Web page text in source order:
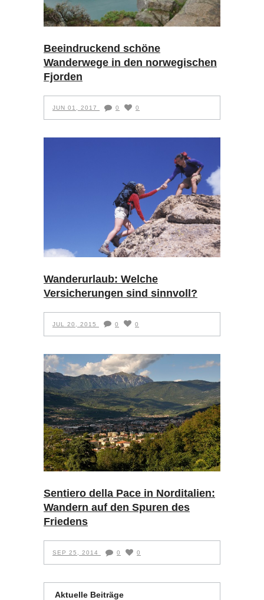
Beeindruckend schöne
Wanderwege in den norwegischen
Fjorden
JUN 01, 2017 0 0
Wanderurlaub: Welche
Versicherungen sind sinnvoll?
JUL 20, 2015 0 0
Sentiero della Pace in Norditalien:
Wandern auf den Spuren des
Friedens
SEP 25, 2014 0 0
Aktuelle Beiträge